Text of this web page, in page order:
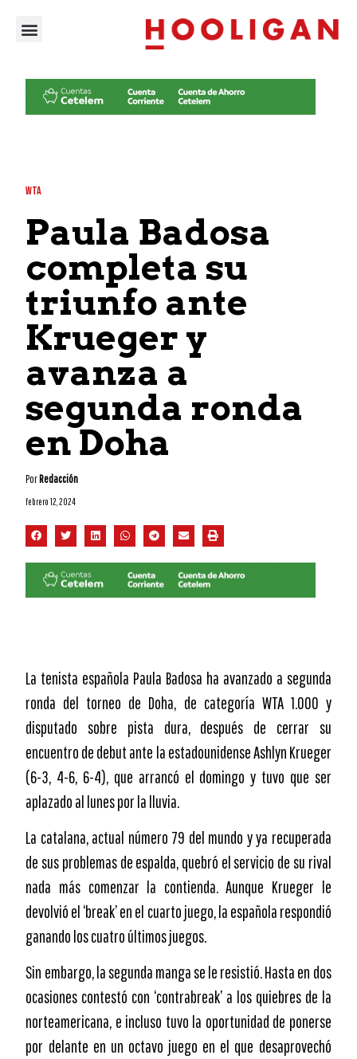
WTA
Paula Badosa
completa su
triunfo ante
Krueger y
avanza a
segunda ronda
en Doha
PorRedacción
febrero 12, 2024
La tenista española Paula Badosa ha avanzado a segunda
ronda del torneo de Doha, de categoría WTA 1.000 y
disputado sobre pista dura, después de cerrar su
encuentro de debut ante la estadounidense Ashlyn Krueger
(6-3, 4-6, 6-4), que arrancó el domingo y tuvo que ser
aplazado al lunes por la lluvia.
La catalana, actual número 79 del mundo y ya recuperada
de sus problemas de espalda, quebró el servicio de su rival
nada más comenzar la contienda. Aunque Krueger le
devolvió el ‘break’ en el cuarto juego, la española respondió
ganando los cuatro últimos juegos.
Sin embargo, la segunda manga se le resistió. Hasta en dos
ocasiones contestó con ‘contrabreak’ a los quiebres de la
norteamericana, e incluso tuvo la oportunidad de ponerse
por delante en un octavo juego en el que desaprovechó